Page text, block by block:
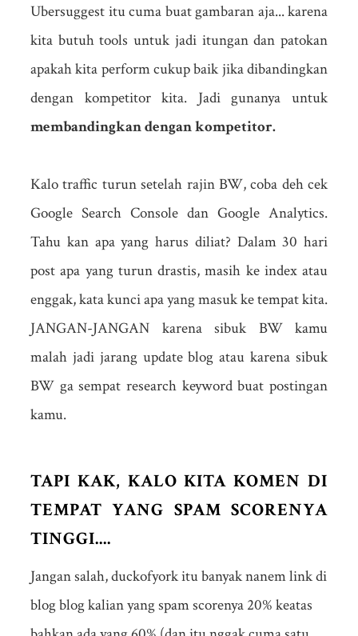
Ubersuggest itu cuma buat gambaran aja... karena
kita butuh tools untuk jadi itungan dan patokan
apakah kita perform cukup baik jika dibandingkan
dengan kompetitor kita. Jadi gunanya untuk
membandingkan dengan kompetitor.
Kalo traffic turun setelah rajin BW, coba deh cek
Google Search Console dan Google Analytics.
Tahu kan apa yang harus diliat? Dalam 30 hari
post apa yang turun drastis, masih ke index atau
enggak, kata kunci apa yang masuk ke tempat kita.
JANGAN-JANGAN karena sibuk BW kamu
malah jadi jarang update blog atau karena sibuk
BW ga sempat research keyword buat postingan
kamu.
TAPI KAK, KALO KITA KOMEN DI
TEMPAT YANG SPAM SCORENYA
TINGGI....
Jangan salah, duckofyork itu banyak nanem link di
blog blog kalian yang spam scorenya 20% keatas